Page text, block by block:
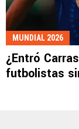
MUNDIAL 2026
¿Entró
futbolistas